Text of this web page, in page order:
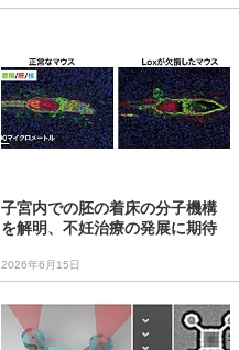
子宮内での胚の着床の分子機構
を解明、不妊治療の発展に期待
2026年6月15日